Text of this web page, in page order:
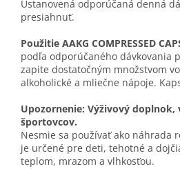
Ustanovená odporúčaná denná
presiahnuť.
Použitie AAKG COMPRESSED
podľa odporúčaného dávkovania
zapite dostatočným množstvom
alkoholické a mliečne nápoje.
Upozornenie: Výživový doplnok,
športovcov.
Nesmie sa používať ako náhrada
je určené pre deti, tehotné a
teplom, mrazom a vlhkosťou.